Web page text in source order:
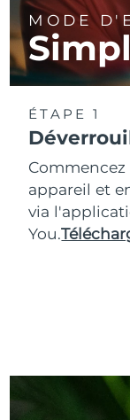
MODE
ÉTAPE 1
appareil et
via
You.